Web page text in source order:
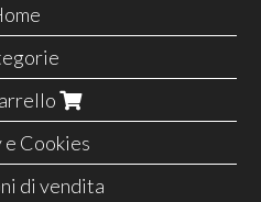
e Cookies
di vendita